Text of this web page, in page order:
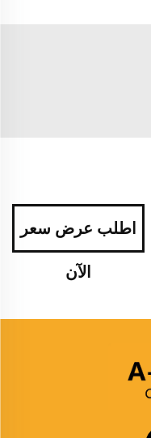
اطلب عرض سعر
الآن